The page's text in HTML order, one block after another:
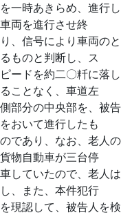
を一時あきらめ、進行
車両を進行させ終
り、信号により車両の
るものと判断し、ス
ピードを約二〇粁に落
ることなく、車道左
側部分の中央部を、被
をおいて進行したも
のであり、なお、老人
貨物自動車が三台停
車していたので、老人
し、また、本件犯行
を現認して、被告人を